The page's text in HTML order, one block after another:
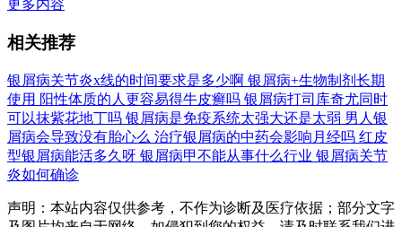
更多内容
相关推荐
银屑病关节炎x线的时间要求是多少啊 银屑病+生物制剂长期
使用 阳性体质的人更容易得牛皮癣吗 银屑病打司库奇尤同时
可以抹紫花地丁吗 银屑病是免疫系统太强大还是太弱 男人银
屑病会导致没有胎心么 治疗银屑病的中药会影响月经吗 红皮
型银屑病能活多久呀 银屑病甲不能从事什么行业 银屑病关节
炎如何确诊
声明：本站内容仅供参考，不作为诊断及医疗依据；部分文字